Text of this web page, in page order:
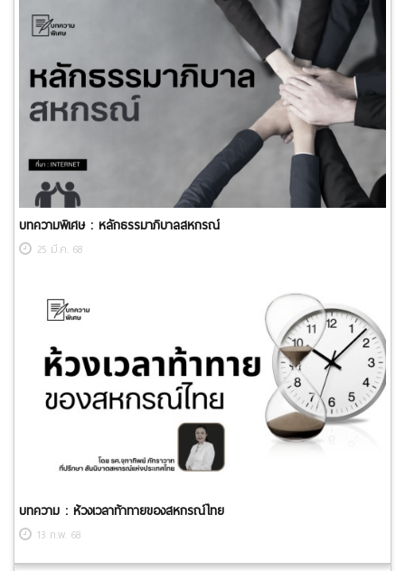
บทความพิเศษ : ​หลักธรรมาภิบาลสหกรณ์
25 มี.ค. 68
บทความ : ห้วงเวลาท้าทายของสหกรณ์ไทย
13 ก.พ. 68